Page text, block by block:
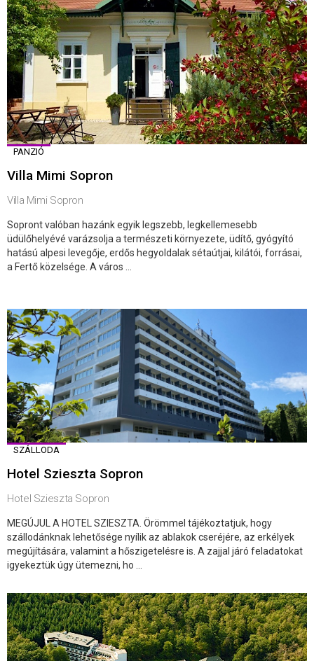
PANZIÓ
Villa Mimi Sopron
Villa Mimi Sopron
Sopront valóban hazánk egyik legszebb, legkellemesebb
üdülőhelyévé varázsolja a természeti környezete, üdítő, gyógyító
hatású alpesi levegője, erdős hegyoldalak sétaútjai, kilátói, forrásai,
a Fertő közelsége. A város ...
SZÁLLODA
Hotel Szieszta Sopron
Hotel Szieszta Sopron
MEGÚJUL A HOTEL SZIESZTA. Örömmel tájékoztatjuk, hogy
szállodánknak lehetősége nyílik az ablakok cseréjére, az erkélyek
megújítására, valamint a hőszigetelésre is. A zajjal járó feladatokat
igyekeztük úgy ütemezni, ho ...